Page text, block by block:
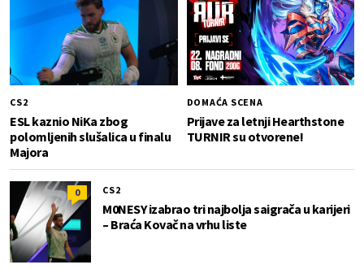
CS2
ESL kaznio NiKa zbog
polomljenih slušalica u finalu
Majora
DOMAĆA SCENA
Prijave za letnji Hearthstone
TURNIR su otvorene!
0 CS2
M0NESY izabrao tri najbolja saigrača u karijeri
– Braća Kovač na vrhu liste